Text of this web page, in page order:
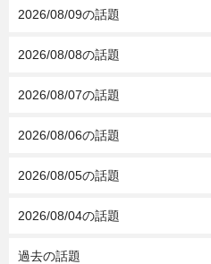
2026/08/09の話題
2026/08/08の話題
2026/08/07の話題
2026/08/06の話題
2026/08/05の話題
2026/08/04の話題
過去の話題